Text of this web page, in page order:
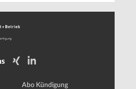
Abo Kündigung